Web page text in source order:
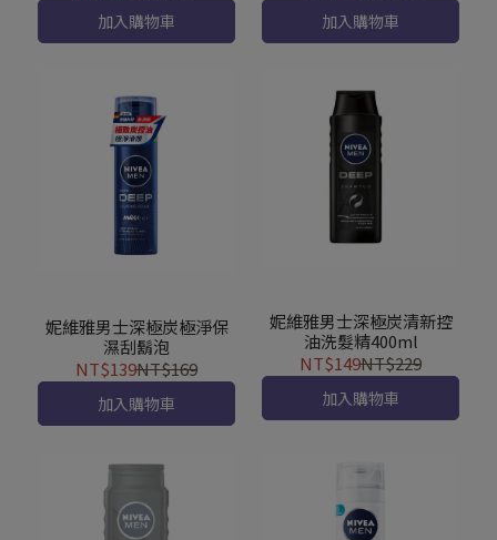
加入購物車 加入購物車
妮維雅男士深極炭極淨保
濕刮鬍泡
NT$139NT$169
加入購物車
妮維雅男士深極炭清新控
油洗髮精400ml
NT$149NT$229
加入購物車